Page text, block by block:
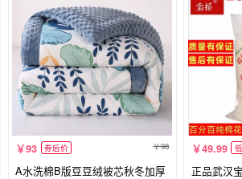
93 券后价 98
A水洗棉B版豆豆绒被芯秋冬加厚
49.99
正品武汉